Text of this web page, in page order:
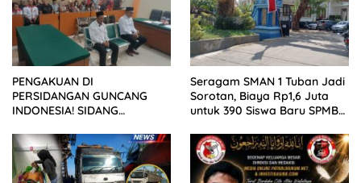
PENGAKUAN DI
PERSIDANGAN GUNCANG
INDONESIA! SIDANG
KELUARGA KORBAN
MENGAMUK DI PN MALANG
Seragam SMAN 1 Tuban Jadi
Sorotan, Biaya Rp1,6 Juta
untuk 390 Siswa Baru SPMB